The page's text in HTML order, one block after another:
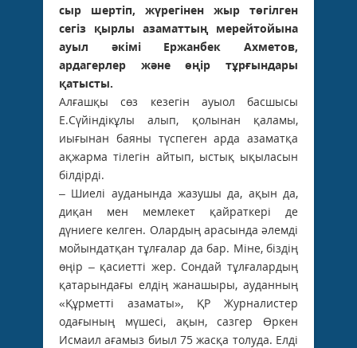
сыр шертіп, жүрегінен жыр төгілген
сегіз қырлы азаматтың мерейтойына
ауыл әкімі Ержанбек Ахметов,
ардагерлер және өңір тұрғындары
қатысты.
Алғашқы сөз кезегін ауыол басшысы
Е.Сүйіндікұлы алып, қолынан қаламы,
иығынан баяны түспеген арда азаматқа
ақжарма тілегін айтып, ыстық ықыласын
білдірді.
– Шиелі ауданында жазушы да, ақын да,
диқан мен мемлекет қайраткері де
дүниеге келген. Олардың арасында әлемді
мойындатқан тұлғалар да бар. Міне, біздің
өңір – қасиетті жер. Сондай тұлғалардың
қатарындағы елдің жанашыры, ауданның
«Құрметті азаматы», ҚР Журналистер
одағының мүшесі, ақын, сазгер Өркен
Исмаил ағамыз биыл 75 жасқа толуда. Елді